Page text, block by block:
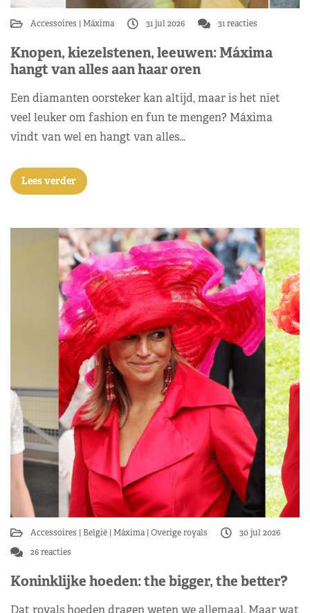
Accessoires Máxima 31 jul 2026 31 reacties
Knopen, kiezelstenen, leeuwen: Máxima
hangt van alles aan haar oren
Een diamanten oorsteker kan altijd, maar is het niet
veel leuker om fashion en fun te mengen? Máxima
vindt van wel en hangt van alles…
Lees verder
Accessoires België Máxima Overige royals
30 jul 2026
26 reacties
Koninklijke hoeden: the bigger, the better?
Dat royals hoeden dragen weten we allemaal. Maar wat